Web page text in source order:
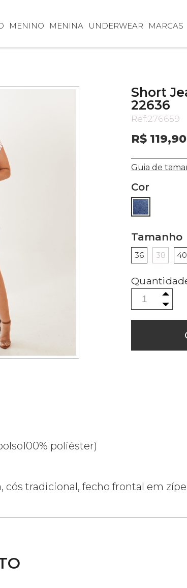
MARCAS
MENINO MENINA UNDERWEAR
Short
22636
Ref:276659
R$ 119,90
Guia de
Cor
Tamanho
36 38 40
poliéster)
tradicional, fecho frontal em